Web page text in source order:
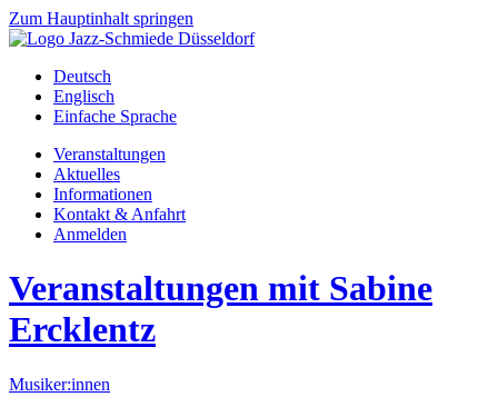
Zum Hauptinhalt springen
Deutsch
Englisch
Einfache Sprache
Veranstaltungen
Aktuelles
Informationen
Kontakt & Anfahrt
Anmelden
Veranstaltungen mit Sabine
Ercklentz
Musiker:innen